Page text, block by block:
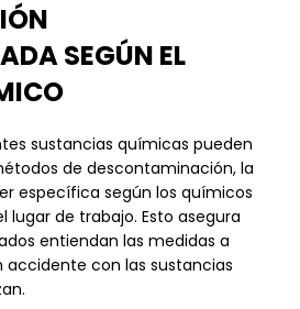
SEGÚN EL
sustancias químicas pueden
de descontaminación, la
específica según los químicos
lugar de trabajo. Esto asegura
entiendan las medidas a
con las sustancias